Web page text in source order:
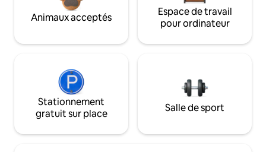
Animaux acceptés
Espace de travail
pour ordinateur
Stationnement
gratuit sur place
Salle de sport